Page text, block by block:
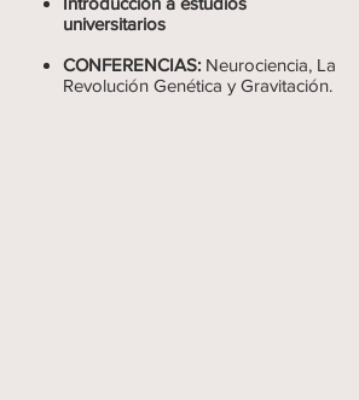
universitarios
CONFERENCIAS: Neurociencia, La
Revolución Genética y Gravitación.